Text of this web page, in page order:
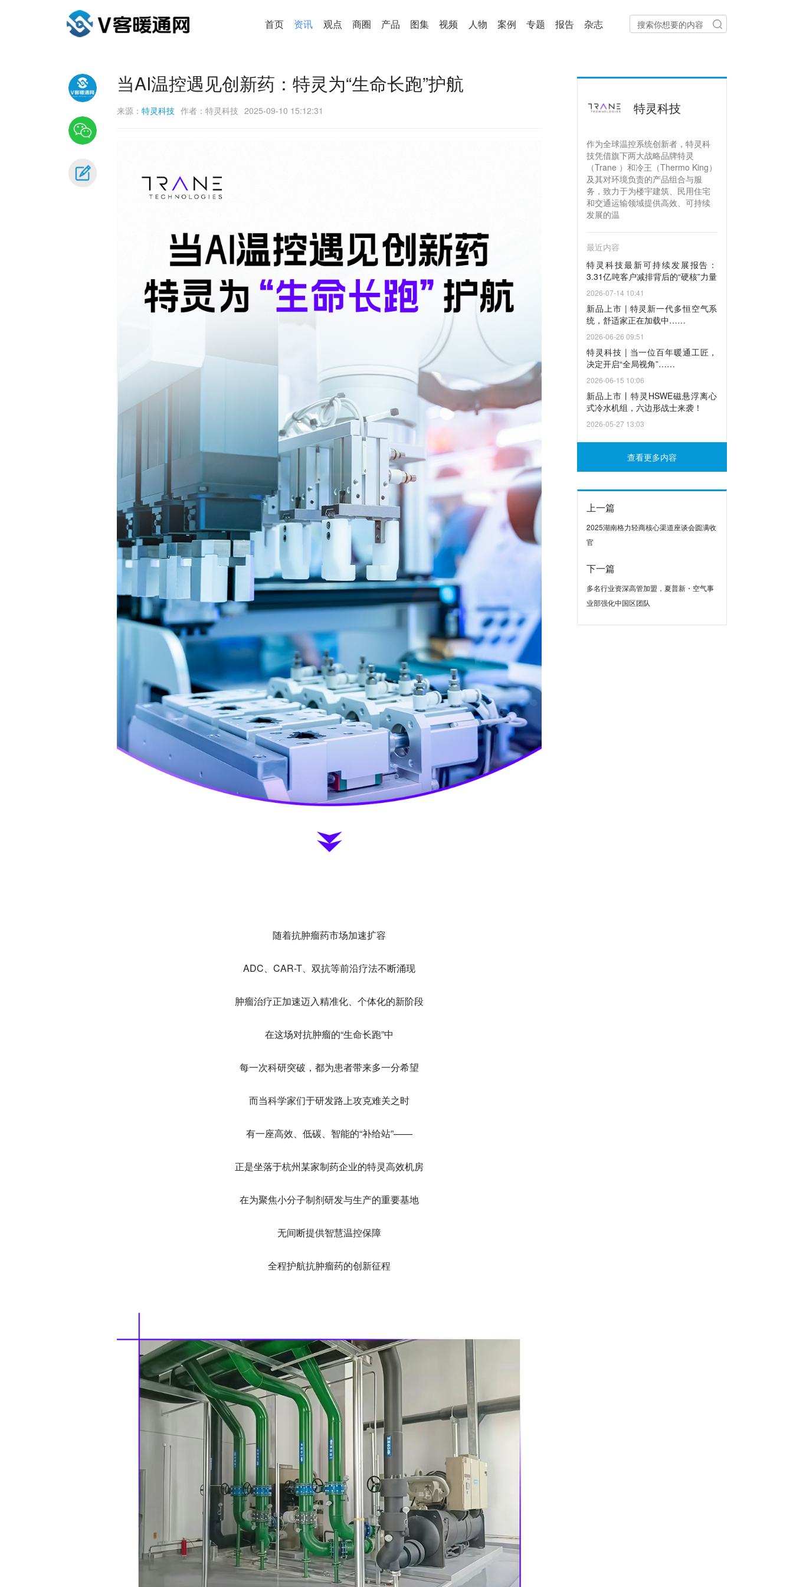
首页 资讯 观点 商圈 产品 图集 视频 人物 案例 专题 报告 杂志
当AI温控遇见创新药：特灵为“生命长跑”护航
来源： 特灵科技 作者：特灵科技 2025-09-10 15:12:31
随着抗肿瘤药市场加速扩容
ADC、CAR-T、双抗等前沿疗法不断涌现
肿瘤治疗正加速迈入精准化、个体化的新阶段
在这场对抗肿瘤的“生命长跑”中
每一次科研突破，都为患者带来多一分希望
而当科学家们于研发路上攻克难关之时
有一座高效、低碳、智能的“补给站”——
正是坐落于杭州某家制药企业的特灵高效机房
在为聚焦小分子制剂研发与生产的重要基地
无间断提供智慧温控保障
全程护航抗肿瘤药的创新征程
特灵科技
作为全球温控系统创新者，特灵科
技凭借旗下两大战略品牌特灵
（Trane ）和冷王（Thermo King）
及其对环境负责的产品组合与服
务，致力于为楼宇建筑、民用住宅
和交通运输领域提供高效、可持续
发展的温
最近内容
特灵科技最新可持续发展报告：
3.31亿吨客户减排背后的“硬核”力量
2026-07-14 10:41
新品上市 | 特灵新一代多恒空气系
统，舒适家正在加载中……
2026-06-26 09:51
特灵科技 | 当一位百年暖通工匠，
决定开启“全局视角”……
2026-06-15 10:06
新品上市丨特灵HSWE磁悬浮离心
式冷水机组，六边形战士来袭！
2026-05-27 13:03
查看更多内容
上一篇
2025湖南格力轻商核心渠道座谈会圆满收
官
下一篇
多名行业资深高管加盟，夏普新・空气事
业部强化中国区团队